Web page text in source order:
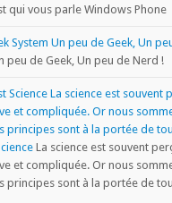
qui vous parle Windows Phone
peu de Geek, Un peu de Nerd !
La science est souvent
et compliquée. Or nous
principes sont à la portée de